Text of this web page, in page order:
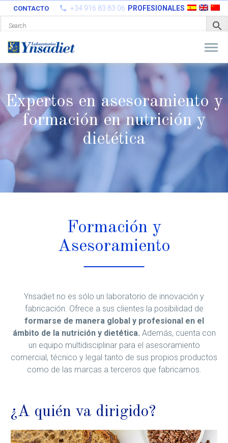
CONTACTO +34 916 83 83 06 PROFESIONALES
Expertos en asesoramiento y
formación en nutrición y
dietética
Formación y
Asesoramiento
Ynsadiet no es sólo un laboratorio de innovación y
fabricación. Ofrece a sus clientes la posibilidad de
formarse de manera global y profesional en el
ámbito de la nutrición y dietética. Además, cuenta con
un equipo multidisciplinar para el asesoramiento
comercial, técnico y legal tanto de sus propios productos
como de las marcas a terceros que fabricamos.
¿A quién va dirigido?